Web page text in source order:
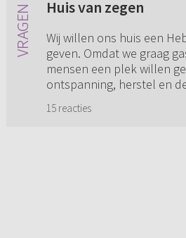
Huis van zegen
Wij willen ons huis een
geven. Omdat we graag
mensen een plek willen
ontspanning, herstel en
15 reacties